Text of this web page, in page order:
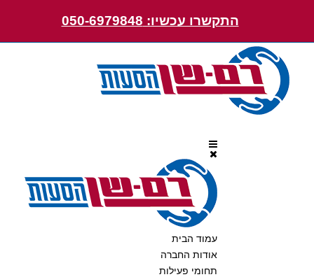
התקשרו עכשיו: 050-6979848
עמוד הבית
אודות החברה
תחומי פעילות